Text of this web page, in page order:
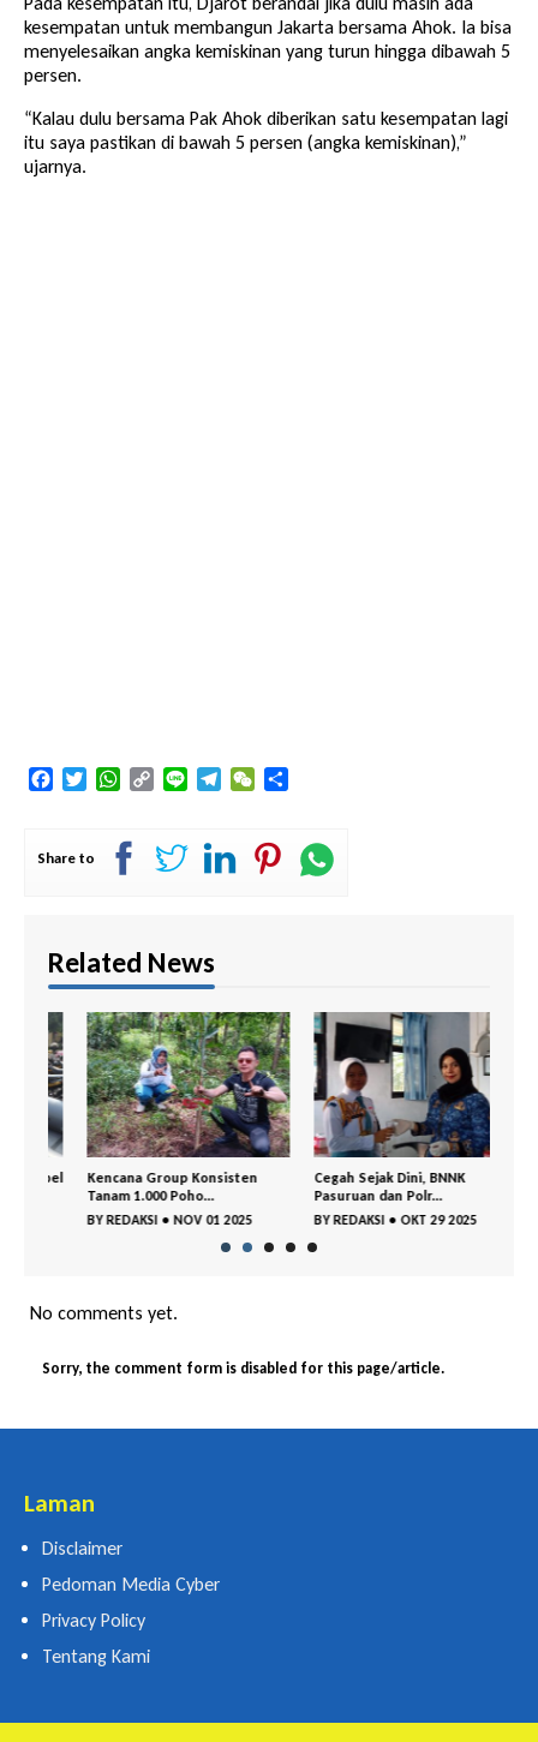
kesempatan untuk membangun Jakarta bersama Ahok. Ia bisa
menyelesaikan angka kemiskinan yang turun hingga dibawah 5
persen.
“Kalau dulu bersama Pak Ahok diberikan satu kesempatan lagi
itu saya pastikan di bawah 5 persen (angka kemiskinan),”
ujarnya.
FacebookTwitterWhatsApp
Copy
Line TelegramWeChat
Share to
Related News
Kencana Group Konsisten
Tanam 1.000 Poho...
REDAKSI •NOV 01 2025
Cegah Sejak Dini, BNNK
Pasuruan dan Polr...
REDAKSI •OKT 29 2025
No comments yet.
Sorry, the comment form is disabled for this page/article.
Laman
Disclaimer
Pedoman Media Cyber
Privacy Policy
Tentang Kami